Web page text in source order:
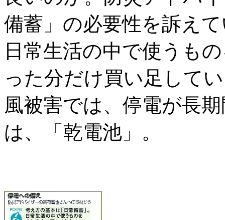
備蓄」の必要性を訴え
日常生活の中で使うも
った分だけ買い足して
風被害では、停電が長
は、「乾電池」。